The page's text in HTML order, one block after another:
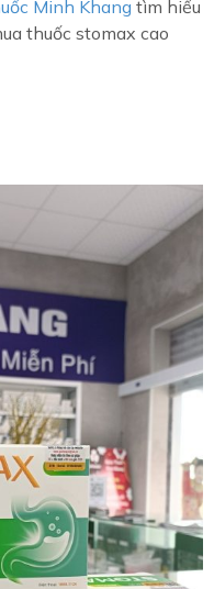
Minh Khang tìm hiểu
thuốc stomax cao